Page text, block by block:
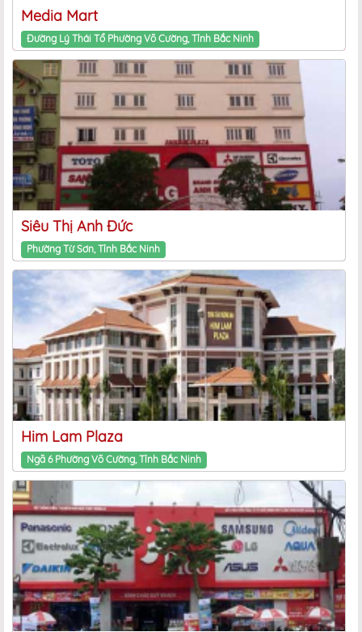
Media Mart
Đường Lý Thái Tổ Phường Võ Cường, Tỉnh Bắc Ninh
Siêu Thị Anh Đức
Phường Từ Sơn, Tỉnh Bắc Ninh
Him Lam Plaza
Ngã 6 Phường Võ Cường, Tỉnh Bắc Ninh